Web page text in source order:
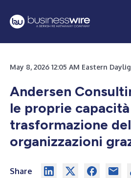
May 8, 2026 12:05 AM Eastern
Andersen
le proprie
trasformazione
organizzazioni
Share